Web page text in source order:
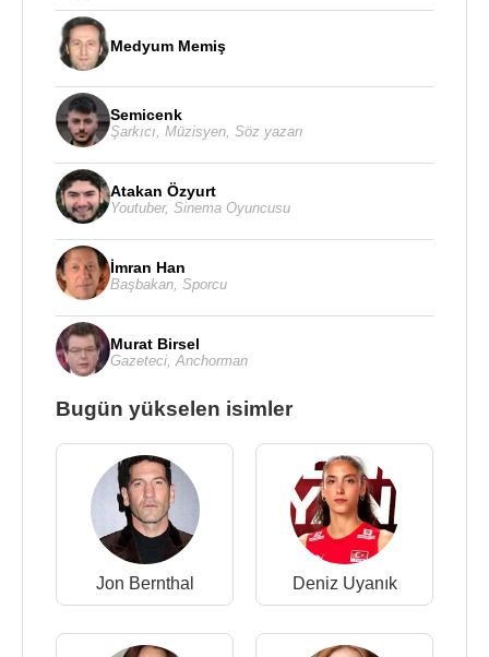
Medyum Memiş
Semicenk
Şarkıcı Müzisyen Söz yazarı
Atakan Özyurt
Youtuber, Sinema Oyuncusu
İmran Han
Başbakan Sporcu
Murat Birsel
Gazeteci Anchorman
Bugün yükselen isimler
Jon Bernthal Deniz Uyanık